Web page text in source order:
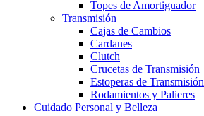
Topes de Amortiguador
Transmisión
Cajas de Cambios
Cardanes
Clutch
Crucetas de Transmisión
Estoperas de Transmisión
Rodamientos y Palieres
Cuidado Personal y Belleza